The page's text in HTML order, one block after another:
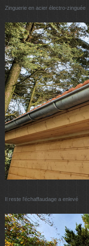
Zinguerie en acier électro-zinguée
Il reste l'échaffaudage a enlevé